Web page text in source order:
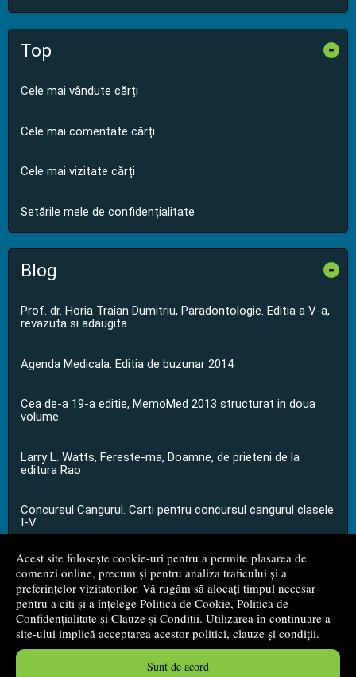
Acest site folosește cookie-uri pentru a permite plasarea de
comenzi online, precum și pentru analiza traficului și a
preferințelor vizitatorilor. Vă rugăm să alocați timpul necesar
pentru a citi și a înțelege Politica de Cookie, Politica de
Confidențialitate și Clauze și Condiții. Utilizarea în continuare a
site-ului implică acceptarea acestor politici, clauze și condiții.
Sunt de acord
Top -
Cele mai vândute cărți
Cele mai comentate cărți
Cele mai vizitate cărți
Setările mele de confidențialitate
Blog -
Prof. dr. Horia Traian Dumitriu, Paradontologie. Editia a V-a,
revazuta si adaugita
Agenda Medicala. Editia de buzunar 2014
Cea de-a 19-a editie, MemoMed 2013 structurat in doua
volume
Larry L. Watts, Fereste-ma, Doamne, de prieteni de la
editura Rao
Concursul Cangurul. Carti pentru concursul cangurul clasele
I-V
...toate știrile
© 2008 - 2026S.C. M.G. Net Distribution S.R.L.
Magazin onlinecreat deVital Soft